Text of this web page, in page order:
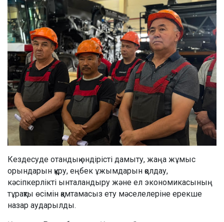
Кездесуде отандық өндірісті дамыту, жаңа жұмыс
орындарын құру, еңбек ұжымдарын қолдау,
кәсіпкерлікті ынталандыру және ел экономикасының
тұрақты өсімін қамтамасыз ету мәселелеріне ерекше
назар аударылды.